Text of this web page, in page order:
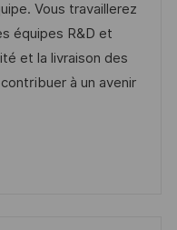
Vous travaillerez
équipes R&D et
et la livraison des
à un avenir